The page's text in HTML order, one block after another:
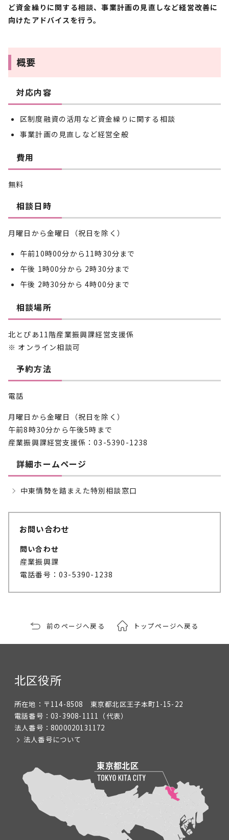
ど資金繰りに関する相談、事業計画の見直しなど経営改善に
向けたアドバイスを行う。
概要
対応内容
区制度融資の活用など資金繰りに関する相談
事業計画の見直しなど経営全般
費用
無料
相談日時
月曜日から金曜日（祝日を除く）
午前10時00分から11時30分まで
午後 1時00分から 2時30分まで
午後 2時30分から 4時00分まで
相談場所
北とぴあ11階産業振興課経営支援係
※ オンライン相談可
予約方法
電話
月曜日から金曜日（祝日を除く）
午前8時30分から午後5時まで
産業振興課経営支援係：03-5390-1238
詳細ホームページ
中東情勢を踏まえた特別相談窓口
お問い合わせ
問い合わせ
産業振興課
電話番号：03-5390-1238
前のページへ戻る トップページへ戻る
北区役所
所在地： 〒114-8508 東京都北区王子本町1-15-22
電話番号： 03-3908-1111 （代表）
法人番号： 8000020131172
法人番号について